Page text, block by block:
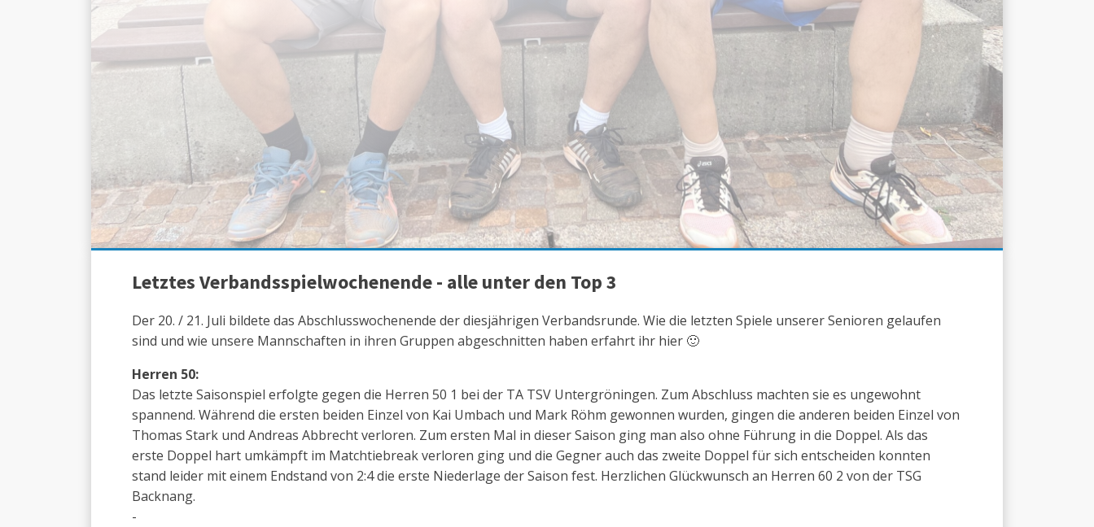
Letztes Verbandsspielwochenende - alle unter den Top 3
Der 20. / 21. Juli bildete das Abschlusswochenende der diesjährigen Verbandsrunde. Wie die letzten Spiele unserer Senioren gelaufen
sind und wie unsere Mannschaften in ihren Gruppen abgeschnitten haben erfahrt ihr hier 🙂
Herren 50:
Das letzte Saisonspiel erfolgte gegen die Herren 50 1 bei der TA TSV Untergröningen. Zum Abschluss machten sie es ungewohnt
spannend. Während die ersten beiden Einzel von Kai Umbach und Mark Röhm gewonnen wurden, gingen die anderen beiden Einzel von
Thomas Stark und Andreas Abbrecht verloren. Zum ersten Mal in dieser Saison ging man also ohne Führung in die Doppel. Als das
erste Doppel hart umkämpft im Matchtiebreak verloren ging und die Gegner auch das zweite Doppel für sich entscheiden konnten
stand leider mit einem Endstand von 2:4 die erste Niederlage der Saison fest. Herzlichen Glückwunsch an Herren 60 2 von der TSG
Backnang.
-